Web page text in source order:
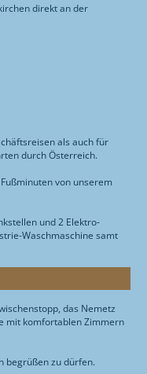
direkt an der
als auch für
durch Österreich.
von unserem
und 2 Elektro-
Waschmaschine samt
das Nemetz
mit komfortablen Zimmern
begrüßen zu dürfen.